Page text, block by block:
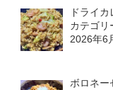
ドライカ
カテゴリ
2026年6
ボロネー